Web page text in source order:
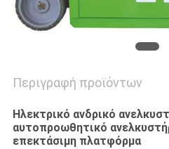
Περιγραφή προϊόντων
Ηλεκτρικό ανδρικό
αυτοπροωθητικό
επεκτάσιμη πλατφόρμα